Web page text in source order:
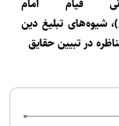
قیام امام
شیوه‌های تبلیغ دین
در تبیین حقایق